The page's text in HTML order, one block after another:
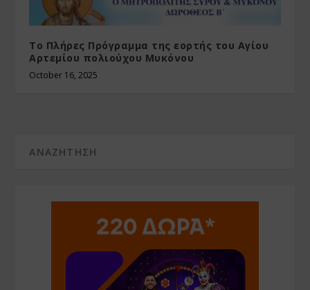
Το Πλήρες Πρόγραμμα της εορτής του Αγίου
Αρτεμίου πολιούχου Μυκόνου
October 16, 2025